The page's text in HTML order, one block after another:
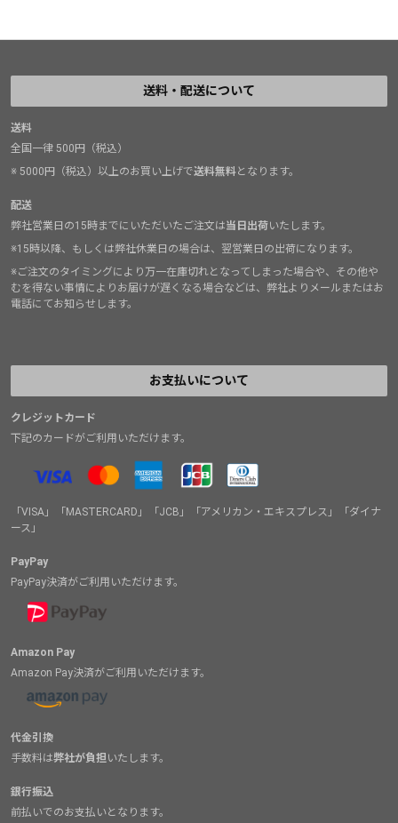
送料・配送について
送料
全国一律 500円（税込）
※ 5000円（税込）以上のお買い上げで送料無料となります。
配送
弊社営業日の15時までにいただいたご注文は当日出荷いたします。
※15時以降、もしくは弊社休業日の場合は、翌営業日の出荷になります。
※ご注文のタイミングにより万一在庫切れとなってしまった場合や、その他や
むを得ない事情によりお届けが遅くなる場合などは、弊社よりメールまたはお
電話にてお知らせします。
お支払いについて
クレジットカード
下記のカードがご利用いただけます。
「VISA」「MASTERCARD」「JCB」「アメリカン・エキスプレス」「ダイナ
ース」
PayPay
PayPay決済がご利用いただけます。
Amazon Pay
Amazon Pay決済がご利用いただけます。
代金引換
手数料は弊社が負担いたします。
銀行振込
前払いでのお支払いとなります。